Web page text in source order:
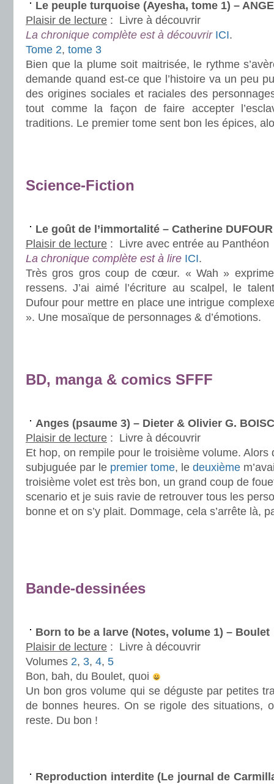
Le peuple turquoise (Ayesha, tome 1) – ANGE
Plaisir de lecture : Livre à découvrir
La chronique complète est à découvrir ICI.
Tome 2, tome 3
Bien que la plume soit maitrisée, le rythme
demande quand est-ce que l’histoire va un peu
des origines sociales et raciales des
tout comme la façon de faire accepter
traditions. Le premier tome sent bon les épices,
Science-Fiction
Le goût de l’immortalité – Catherine DUFOUR
Plaisir de lecture : Livre avec entrée au Panthéon
La chronique complète est à lire ICI.
Très gros gros coup de cœur. « Wah »
ressens. J’ai aimé l’écriture au scalpel, le
Dufour pour mettre en place une intrigue
». Une mosaïque de personnages & d’émotions.
BD, manga & comics SFFF
Anges (psaume 3) – Dieter & Olivier G.
Plaisir de lecture : Livre à découvrir
Et hop, on rempile pour le troisième volume. Alors
subjuguée par le premier tome, le deuxième
troisième volet est très bon, un grand coup de
scenario et je suis ravie de retrouver tous les
bonne et on s’y plait. Dommage, cela s’arrête là,
Bande-dessinées
Born to be a larve (Notes, volume 1) – Boulet
Plaisir de lecture : Livre à découvrir
Volumes 2, 3, 4, 5
Bon, bah, du Boulet, quoi
Un bon gros volume qui se déguste par petites
de bonnes heures. On se rigole des situations,
reste. Du bon !
Reproduction interdite (Le journal de